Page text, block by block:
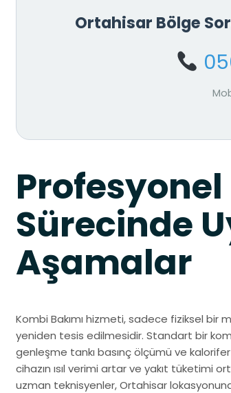
Ortahisar Bölge
Profesyonel
Sürecinde
Aşamalar
Kombi Bakımı hizmeti, sadece fiziksel bir
yeniden tesis edilmesidir. Standart bir
genleşme tankı basınç ölçümü ve
cihazın ısıl verimi artar ve yakıt tüketimi
uzman teknisyenler, Ortahisar